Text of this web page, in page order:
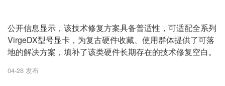
公开信息显示，该技术修复方案具备普适性，可适配全系列
VirgeDX型号显卡，为复古硬件收藏、使用群体提供了可落
地的解决方案，填补了该类硬件长期存在的技术修复空白。
04-28 发布